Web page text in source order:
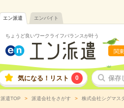
エン派遣 エンバイト
ちょうど良いワークライフバランスが叶う
関
気になる！リスト 0 保存
派遣TOP 派遣会社をさがす 株式会社シグマ